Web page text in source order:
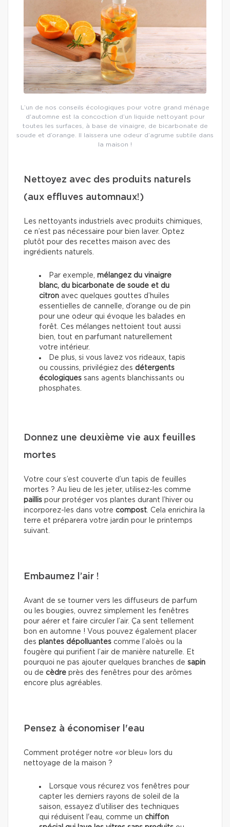
L’un de nos conseils écologiques pour votre grand ménage
d'automne est la concoction d’un liquide nettoyant pour
toutes les surfaces, à base de vinaigre, de bicarbonate de
soude et d’orange. Il laissera une odeur d’agrume subtile dans
la maison !
Nettoyez avec des produits naturels
(aux effluves automnaux!)
Les nettoyants industriels avec produits chimiques,
ce n’est pas nécessaire pour bien laver. Optez
plutôt pour des recettes maison avec des
ingrédients naturels.
Par exemple, mélangez du vinaigre
blanc, du bicarbonate de soude et du
citron avec quelques gouttes d’huiles
essentielles de cannelle, d’orange ou de pin
pour une odeur qui évoque les balades en
forêt. Ces mélanges nettoient tout aussi
bien, tout en parfumant naturellement
votre intérieur.
De plus, si vous lavez vos rideaux, tapis
ou coussins, privilégiez des détergents
écologiques sans agents blanchissants ou
phosphates.
Donnez une deuxième vie aux feuilles
mortes
Votre cour s’est couverte d’un tapis de feuilles
mortes ? Au lieu de les jeter, utilisez-les comme
paillis pour protéger vos plantes durant l’hiver ou
incorporez-les dans votre compost . Cela enrichira la
terre et préparera votre jardin pour le printemps
suivant.
Embaumez l’air !
Avant de se tourner vers les diffuseurs de parfum
ou les bougies, ouvrez simplement les fenêtres
pour aérer et faire circuler l’air. Ça sent tellement
bon en automne ! Vous pouvez également placer
des plantes dépolluantes comme l’aloès ou la
fougère qui purifient l’air de manière naturelle. Et
pourquoi ne pas ajouter quelques branches de sapin
ou de cèdre près des fenêtres pour des arômes
encore plus agréables.
Pensez à économiser l'eau
Comment protéger notre «or bleu» lors du
nettoyage de la maison ?
Lorsque vous récurez vos fenêtres pour
capter les derniers rayons de soleil de la
saison, essayez d’utiliser des techniques
qui réduisent l'eau, comme un chiffon